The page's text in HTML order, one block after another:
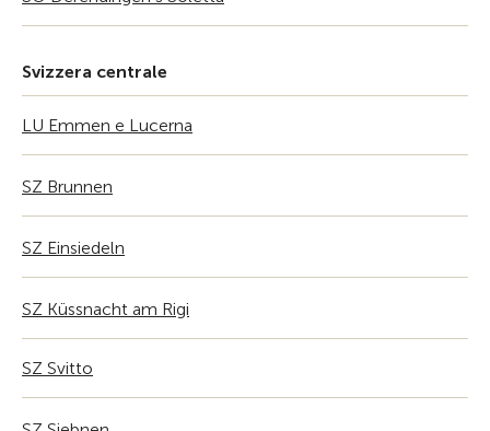
Svizzera centrale
LU Emmen e Lucerna
SZ Brunnen
SZ Einsiedeln
SZ Küssnacht am Rigi
SZ Svitto